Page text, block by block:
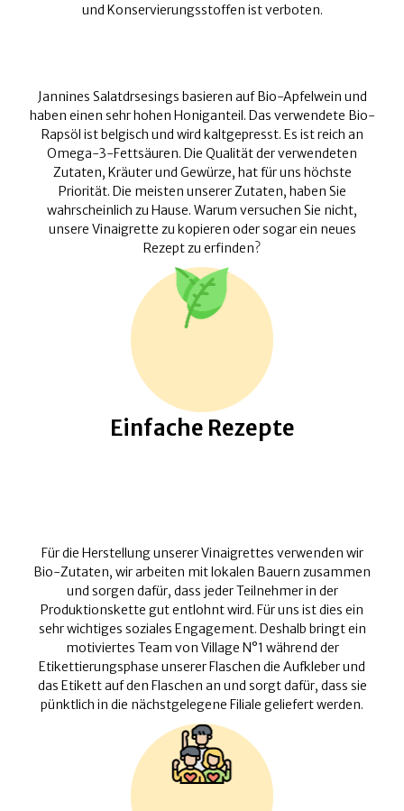
und Konservierungsstoffen ist verboten.
Jannines Salatdrsesings basieren auf Bio-Apfelwein und
haben einen sehr hohen Honiganteil. Das verwendete Bio-
Rapsöl ist belgisch und wird kaltgepresst. Es ist reich an
Omega-3-Fettsäuren. Die Qualität der verwendeten
Zutaten, Kräuter und Gewürze, hat für uns höchste
Priorität. Die meisten unserer Zutaten, haben Sie
wahrscheinlich zu Hause. Warum versuchen Sie nicht,
unsere Vinaigrette zu kopieren oder sogar ein neues
Rezept zu erfinden?
Einfache Rezepte
Für die Herstellung unserer Vinaigrettes verwenden wir
Bio-Zutaten, wir arbeiten mit lokalen Bauern zusammen
und sorgen dafür, dass jeder Teilnehmer in der
Produktionskette gut entlohnt wird. Für uns ist dies ein
sehr wichtiges soziales Engagement. Deshalb bringt ein
motiviertes Team von Village N°1 während der
Etikettierungsphase unserer Flaschen die Aufkleber und
das Etikett auf den Flaschen an und sorgt dafür, dass sie
pünktlich in die nächstgelegene Filiale geliefert werden.